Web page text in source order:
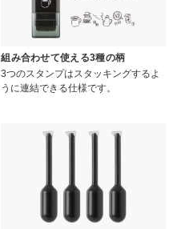
組み合わせて使える3種の柄
3つのスタンプはスタッキングするよ
うに連結できる仕様です。